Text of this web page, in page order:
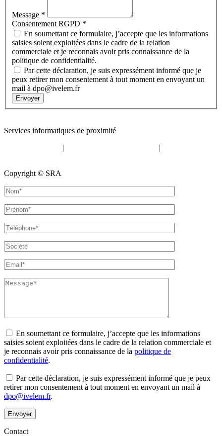
Message *
Consentement RGPD *
En soumettant ce formulaire, j’accepte que les informations
saisies soient exploitées dans le cadre de la relation
commerciale et je reconnais avoir pris connaissance de la
politique de confidentialité.
Par cette déclaration, je suis expressément informé que je
peux retirer mon consentement à tout moment en envoyant un
mail à dpo@ivelem.fr
Envoyer
Services informatiques de proximité
| |
Copyright © SRA
En soumettant ce formulaire, j’accepte que les informations
saisies soient exploitées dans le cadre de la relation commerciale et
je reconnais avoir pris connaissance de la politique de
confidentialité.
Par cette déclaration, je suis expressément informé que je peux
retirer mon consentement à tout moment en envoyant un mail à
dpo@ivelem.fr.
Envoyer
Contact